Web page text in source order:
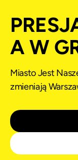
A W
Miasto Jest
zmieniają